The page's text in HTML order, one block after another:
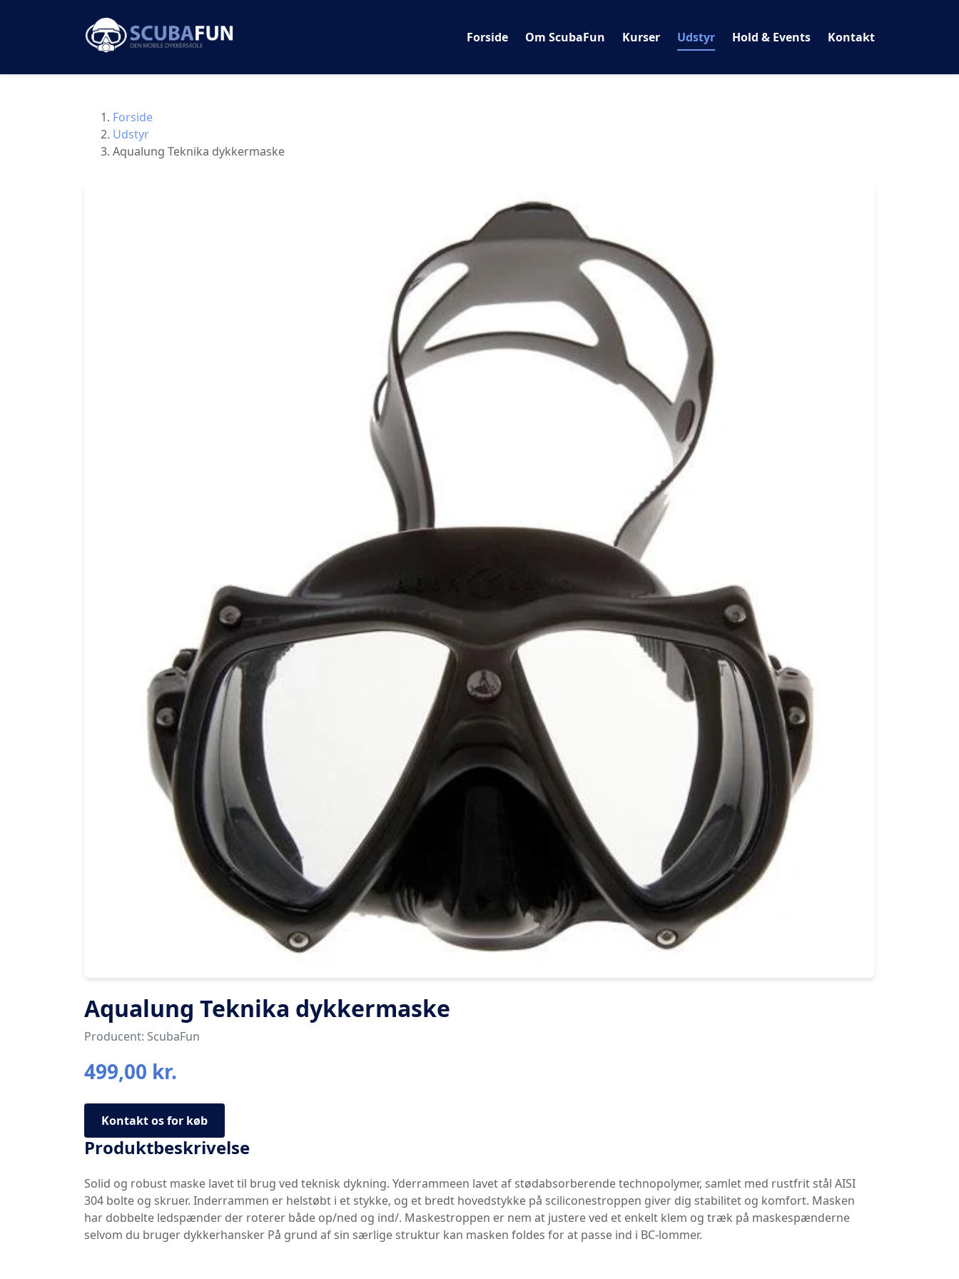
Forside Om ScubaFun Kurser Udstyr Hold & Events Kontakt
Forside
Udstyr
Aqualung Teknika dykkermaske
Aqualung Teknika dykkermaske
Producent: ScubaFun
499,00 kr.
Kontakt os for køb
Produktbeskrivelse
Solid og robust maske lavet til brug ved teknisk dykning. Yderrammeen lavet af stødabsorberende technopolymer, samlet med rustfrit stål AISI
304 bolte og skruer. Inderrammen er helstøbt i et stykke, og et bredt hovedstykke på sciliconestroppen giver dig stabilitet og komfort. Masken
har dobbelte ledspænder der roterer både op/ned og ind/. Maskestroppen er nem at justere ved et enkelt klem og træk på maskespænderne
selvom du bruger dykkerhansker På grund af sin særlige struktur kan masken foldes for at passe ind i BC-lommer.